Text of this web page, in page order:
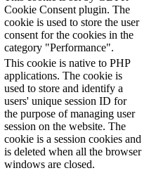
Cookie Consent plugin. The
cookie is used to store the user
consent for the cookies in the
category "Performance".
This cookie is native to PHP
applications. The cookie is
used to store and identify a
users' unique session ID for
the purpose of managing user
session on the website. The
cookie is a session cookies and
is deleted when all the browser
windows are closed.